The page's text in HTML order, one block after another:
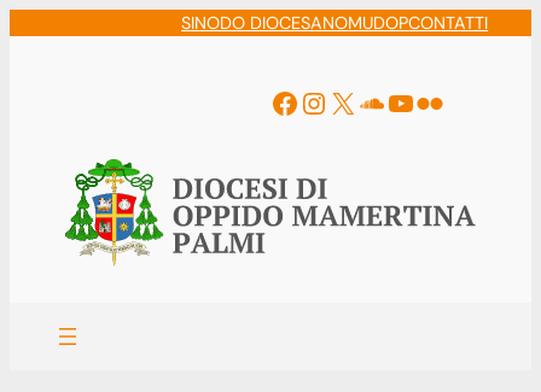
SINODO DIOCESANOMUDOPCONTATTI
Facebook
Instagram
X Soundcloud
YouTube
Flickr